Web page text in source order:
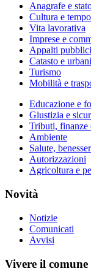
Anagrafe e
Cultura e
Vita lavorativa
Imprese e
Appalti pubblici
Catasto e
Turismo
Mobilità e
Educazione e
Giustizia e
Tributi, finanze
Ambiente
Salute,
Autorizzazioni
Agricoltura e
Novità
Notizie
Comunicati
Avvisi
Vivere il comune